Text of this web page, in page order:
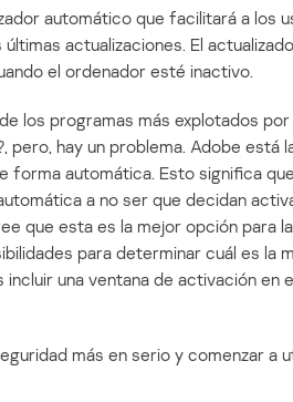
automático que facilitará a los
actualizaciones. El
el ordenador esté inactivo.
los programas más explotados
pero, hay un problema. Adobe está
forma automática. Esto significa
a no ser que decidan
que esta es la mejor opción para
para determinar cuál es la
incluir una ventana de activación en
más en serio y comenzar a